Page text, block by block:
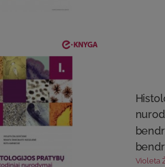
Violeta